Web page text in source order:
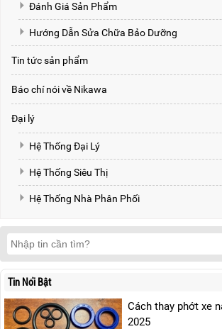
Đánh Giá Sản Phẩm
Hướng Dẫn Sửa Chữa Bảo Dưỡng
Tin tức sản phẩm
Báo chí nói về Nikawa
Đại lý
Hệ Thống Đại Lý
Hệ Thống Siêu Thị
Hệ Thống Nhà Phân Phối
Tin Nổi Bật
Cách thay phớt xe
2025